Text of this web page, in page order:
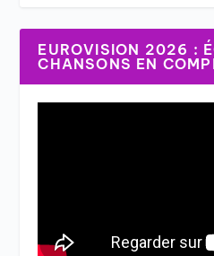
EUROVISION 2026 :
CHANSONS EN